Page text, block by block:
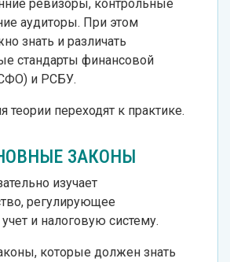
ревизоры, контрольные
аудиторы. При этом
знать и различать
стандарты финансовой
и РСБУ.
теории переходят к практике.
ЗАКОНЫ
изучает
регулирующее
и налоговую систему.
которые должен знать